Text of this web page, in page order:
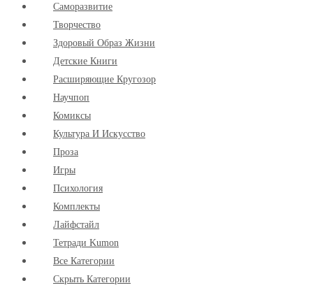
Cаморазвитие
Творчество
Здоровый Образ Жизни
Детские Книги
Расширяющие Кругозор
Научпоп
Комиксы
Культура И Искусство
Проза
Игры
Психология
Комплекты
Лайфстайл
Тетради Kumon
Все Категории
Скрыть Категории